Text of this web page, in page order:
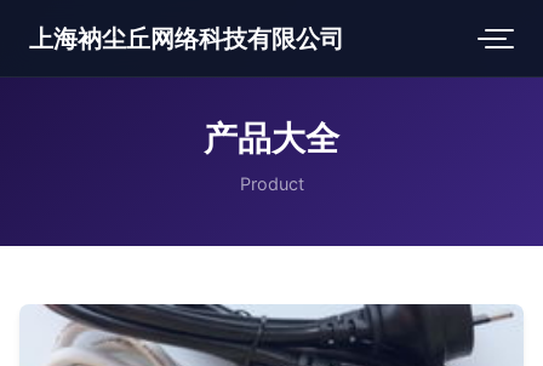
上海衲尘丘网络科技有限公司
产品大全
Product